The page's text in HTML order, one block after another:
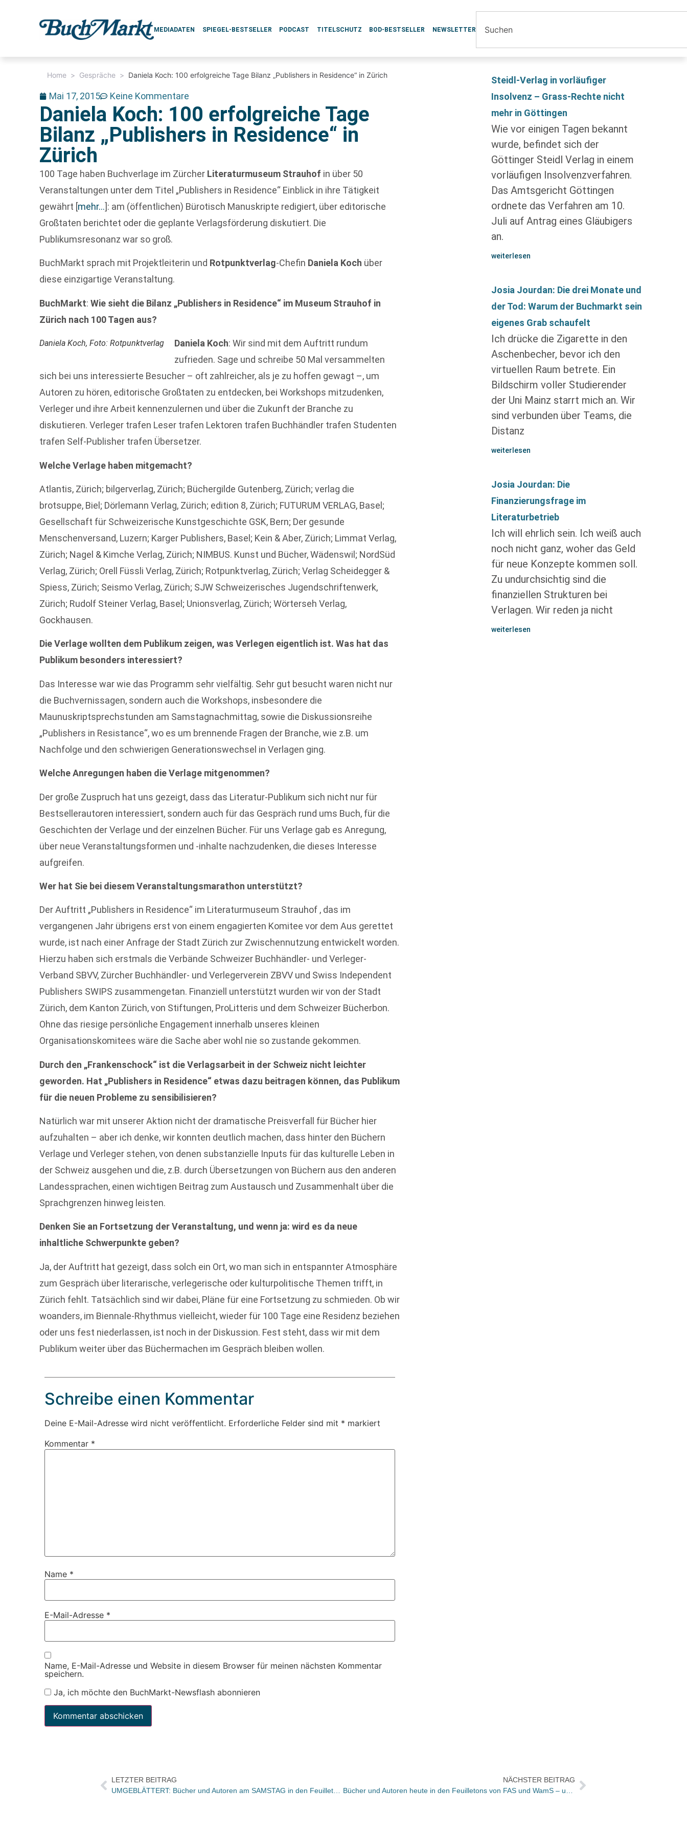
MEDIADATEN SPIEGEL-BESTSELLER PODCAST TITELSCHUTZ BOD-BESTSELLER NEWSLETTER
Home > Gespräche > Daniela Koch: 100 erfolgreiche Tage Bilanz „Publishers in Residence“ in Zürich
Mai 17, 2015 Keine Kommentare
Daniela Koch: 100 erfolgreiche Tage
Bilanz „Publishers in Residence“ in
Zürich
100 Tage haben Buchverlage im Zürcher Literaturmuseum Strauhof in über 50
Veranstaltungen unter dem Titel „Publishers in Residence“ Einblick in ihre Tätigkeit
gewährt [mehr…]: am (öffentlichen) Bürotisch Manuskripte redigiert, über editorische
Großtaten berichtet oder die geplante Verlagsförderung diskutiert. Die
Publikumsresonanz war so groß.
BuchMarkt sprach mit Projektleiterin und Rotpunktverlag-Chefin Daniela Koch über
diese einzigartige Veranstaltung.
BuchMarkt:Wie sieht die Bilanz „Publishers in Residence“ im Museum Strauhof in
Zürich nach 100 Tagen aus?
Daniela Koch, Foto: Rotpunktverlag Daniela Koch: Wir sind mit dem Auftritt rundum
zufrieden. Sage und schreibe 50 Mal versammelten
sich bei uns interessierte Besucher – oft zahlreicher, als je zu hoffen gewagt –, um
Autoren zu hören, editorische Großtaten zu entdecken, bei Workshops mitzudenken,
Verleger und ihre Arbeit kennenzulernen und über die Zukunft der Branche zu
diskutieren. Verleger trafen Leser trafen Lektoren trafen Buchhändler trafen Studenten
trafen Self-Publisher trafen Übersetzer.
Welche Verlage haben mitgemacht?
Atlantis, Zürich; bilgerverlag, Zürich; Büchergilde Gutenberg, Zürich; verlag die
brotsuppe, Biel; Dörlemann Verlag, Zürich; edition 8, Zürich; FUTURUM VERLAG, Basel;
Gesellschaft für Schweizerische Kunstgeschichte GSK, Bern; Der gesunde
Menschenversand, Luzern; Karger Publishers, Basel; Kein & Aber, Zürich; Limmat Verlag,
Zürich; Nagel & Kimche Verlag, Zürich; NIMBUS. Kunst und Bücher, Wädenswil; NordSüd
Verlag, Zürich; Orell Füssli Verlag, Zürich; Rotpunktverlag, Zürich; Verlag Scheidegger &
Spiess, Zürich; Seismo Verlag, Zürich; SJW Schweizerisches Jugendschriftenwerk,
Zürich; Rudolf Steiner Verlag, Basel; Unionsverlag, Zürich; Wörterseh Verlag,
Gockhausen.
Die Verlage wollten dem Publikum zeigen, was Verlegen eigentlich ist. Was hat das
Publikum besonders interessiert?
Das Interesse war wie das Programm sehr vielfältig. Sehr gut besucht waren nicht nur
die Buchvernissagen, sondern auch die Workshops, insbesondere die
Maunuskriptsprechstunden am Samstagnachmittag, sowie die Diskussionsreihe
„Publishers in Resistance“, wo es um brennende Fragen der Branche, wie z.B. um
Nachfolge und den schwierigen Generationswechsel in Verlagen ging.
Welche Anregungen haben die Verlage mitgenommen?
Der große Zuspruch hat uns gezeigt, dass das Literatur-Publikum sich nicht nur für
Bestsellerautoren interessiert, sondern auch für das Gespräch rund ums Buch, für die
Geschichten der Verlage und der einzelnen Bücher. Für uns Verlage gab es Anregung,
über neue Veranstaltungsformen und -inhalte nachzudenken, die dieses Interesse
aufgreifen.
Wer hat Sie bei diesem Veranstaltungsmarathon unterstützt?
Der Auftritt „Publishers in Residence“ im Literaturmuseum Strauhof , das im
vergangenen Jahr übrigens erst von einem engagierten Komitee vor dem Aus gerettet
wurde, ist nach einer Anfrage der Stadt Zürich zur Zwischennutzung entwickelt worden.
Hierzu haben sich erstmals die Verbände Schweizer Buchhändler- und Verleger-
Verband SBVV, Zürcher Buchhändler- und Verlegerverein ZBVV und Swiss Independent
Publishers SWIPS zusammengetan. Finanziell unterstützt wurden wir von der Stadt
Zürich, dem Kanton Zürich, von Stiftungen, ProLitteris und dem Schweizer Bücherbon.
Ohne das riesige persönliche Engagement innerhalb unseres kleinen
Organisationskomitees wäre die Sache aber wohl nie so zustande gekommen.
Durch den „Frankenschock“ ist die Verlagsarbeit in der Schweiz nicht leichter
geworden. Hat „Publishers in Residence“ etwas dazu beitragen können, das Publikum
für die neuen Probleme zu sensibilisieren?
Natürlich war mit unserer Aktion nicht der dramatische Preisverfall für Bücher hier
aufzuhalten – aber ich denke, wir konnten deutlich machen, dass hinter den Büchern
Verlage und Verleger stehen, von denen substanzielle Inputs für das kulturelle Leben in
der Schweiz ausgehen und die, z.B. durch Übersetzungen von Büchern aus den anderen
Landessprachen, einen wichtigen Beitrag zum Austausch und Zusammenhalt über die
Sprachgrenzen hinweg leisten.
Denken Sie an Fortsetzung der Veranstaltung, und wenn ja: wird es da neue
inhaltliche Schwerpunkte geben?
Ja, der Auftritt hat gezeigt, dass solch ein Ort, wo man sich in entspannter Atmosphäre
zum Gespräch über literarische, verlegerische oder kulturpolitische Themen trifft, in
Zürich fehlt. Tatsächlich sind wir dabei, Pläne für eine Fortsetzung zu schmieden. Ob wir
woanders, im Biennale-Rhythmus vielleicht, wieder für 100 Tage eine Residenz beziehen
oder uns fest niederlassen, ist noch in der Diskussion. Fest steht, dass wir mit dem
Publikum weiter über das Büchermachen im Gespräch bleiben wollen.
Schreibe einen Kommentar
Deine E-Mail-Adresse wird nicht veröffentlicht. Erforderliche Felder sind mit * markiert
Kommentar *
Name *
E-Mail-Adresse *
Name, E-Mail-Adresse und Website in diesem Browser für meinen nächsten Kommentar
speichern.
Ja, ich möchte den BuchMarkt-Newsflash abonnieren
Steidl-Verlag in vorläufiger
Insolvenz – Grass-Rechte nicht
mehr in Göttingen
Wie vor einigen Tagen bekannt
wurde, befindet sich der
Göttinger Steidl Verlag in einem
vorläufigen Insolvenzverfahren.
Das Amtsgericht Göttingen
ordnete das Verfahren am 10.
Juli auf Antrag eines Gläubigers
an.
weiterlesen
Josia Jourdan: Die drei Monate und
der Tod: Warum der Buchmarkt sein
eigenes Grab schaufelt
Ich drücke die Zigarette in den
Aschenbecher, bevor ich den
virtuellen Raum betrete. Ein
Bildschirm voller Studierender
der Uni Mainz starrt mich an. Wir
sind verbunden über Teams, die
Distanz
weiterlesen
Josia Jourdan: Die
Finanzierungsfrage im
Literaturbetrieb
Ich will ehrlich sein. Ich weiß auch
noch nicht ganz, woher das Geld
für neue Konzepte kommen soll.
Zu undurchsichtig sind die
finanziellen Strukturen bei
Verlagen. Wir reden ja nicht
weiterlesen
LETZTER BEITRAG
NÄCHSTER BEITRAG